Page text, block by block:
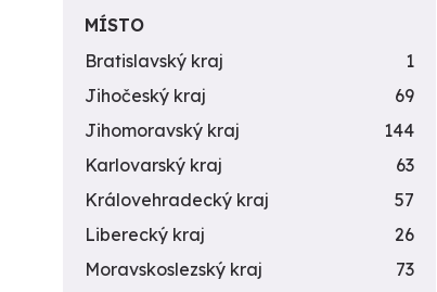
MÍSTO
Bratislavský kraj
1
Jihočeský kraj
69
Jihomoravský kraj
144
Karlovarský kraj
63
Královehradecký kraj
57
Liberecký kraj
26
Moravskoslezský kraj
73